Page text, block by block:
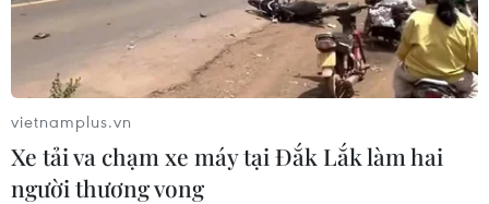
Bỉ tìm ra hướng đi mới trong điều trị
ung thư gan di căn
07/08/2026 04:05
vietnamplus.vn
Xe tải va chạm xe máy tại Đắk Lắk làm hai
người thương vong